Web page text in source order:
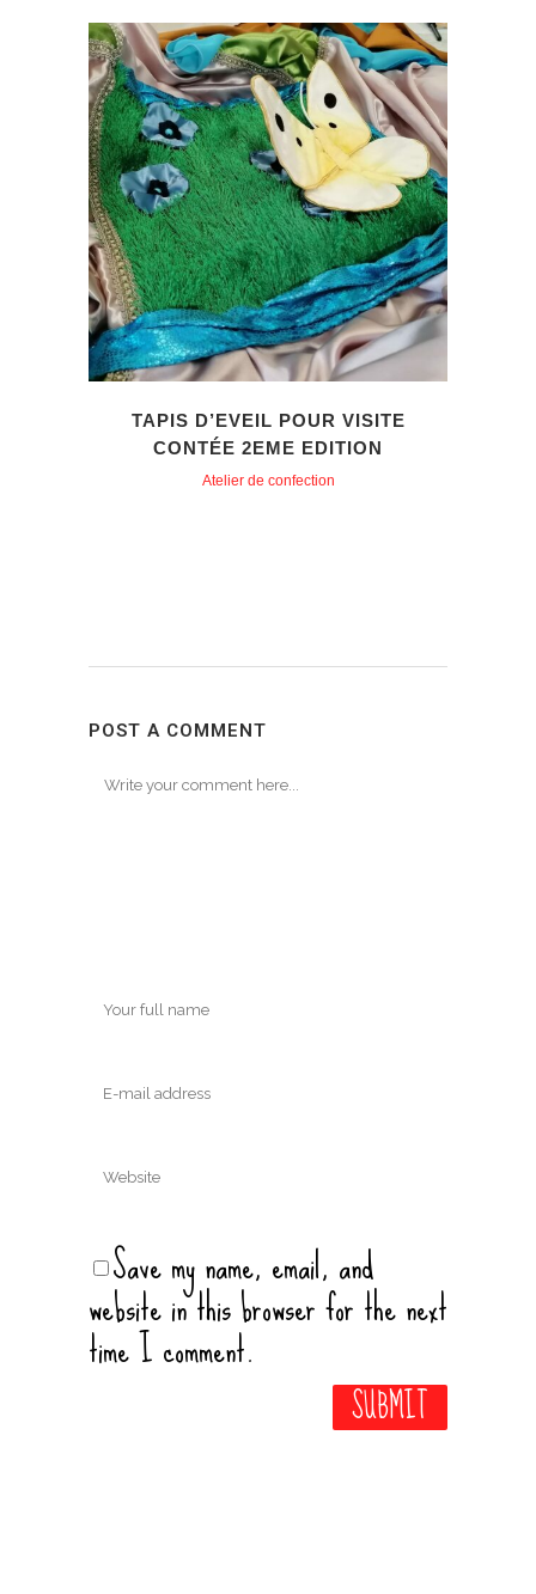
TAPIS D’EVEIL POUR VISITE
CONTÉE 2EME EDITION
Atelier de confection
POST A COMMENT
Save my name, email, and
website in this browser for the next
time I comment.